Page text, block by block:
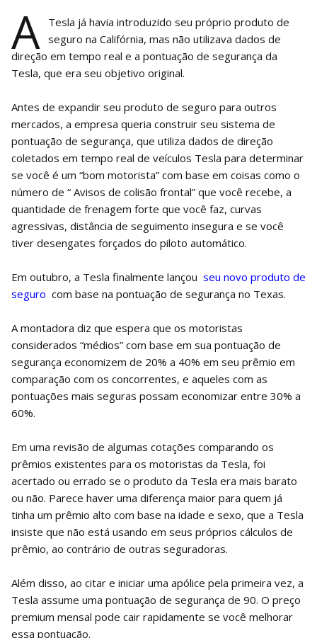
A
Tesla já havia introduzido seu próprio produto de
seguro na Califórnia, mas não utilizava dados de
direção em tempo real e a pontuação de segurança da
Tesla, que era seu objetivo original.
Antes de expandir seu produto de seguro para outros
mercados, a empresa queria construir seu sistema de
pontuação de segurança, que utiliza dados de direção
coletados em tempo real de veículos Tesla para determinar
se você é um “bom motorista” com base em coisas como o
número de “ Avisos de colisão frontal” que você recebe, a
quantidade de frenagem forte que você faz, curvas
agressivas, distância de seguimento insegura e se você
tiver desengates forçados do piloto automático.
Em outubro, a Tesla finalmente lançou seu novo produto de
seguro com base na pontuação de segurança no Texas.
A montadora diz que espera que os motoristas
considerados “médios” com base em sua pontuação de
segurança economizem de 20% a 40% em seu prêmio em
comparação com os concorrentes, e aqueles com as
pontuações mais seguras possam economizar entre 30% a
60%.
Em uma revisão de algumas cotações comparando os
prêmios existentes para os motoristas da Tesla, foi
acertado ou errado se o produto da Tesla era mais barato
ou não. Parece haver uma diferença maior para quem já
tinha um prêmio alto com base na idade e sexo, que a Tesla
insiste que não está usando em seus próprios cálculos de
prêmio, ao contrário de outras seguradoras.
Além disso, ao citar e iniciar uma apólice pela primeira vez, a
Tesla assume uma pontuação de segurança de 90. O preço
premium mensal pode cair rapidamente se você melhorar
essa pontuação.